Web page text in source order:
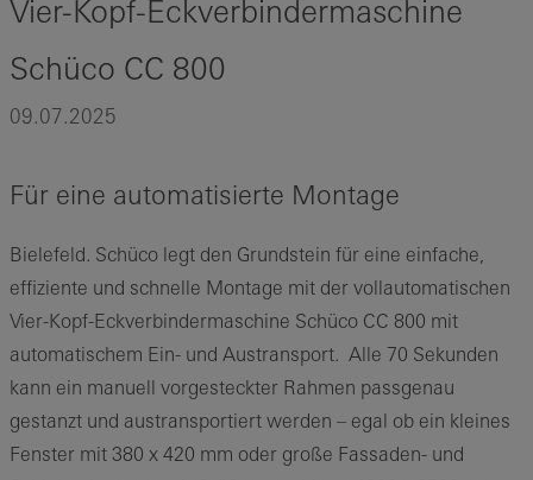
Vier-Kopf-Eckverbindermaschine
Schüco CC 800
09.07.2025
Für eine automatisierte Montage
Bielefeld. Schüco legt den Grundstein für eine einfache,
effiziente und schnelle Montage mit der vollautomatischen
Vier-Kopf-Eckverbindermaschine Schüco CC 800 mit
automatischem Ein- und Austransport. Alle 70 Sekunden
kann ein manuell vorgesteckter Rahmen passgenau
gestanzt und austransportiert werden – egal ob ein kleines
Fenster mit 380 x 420 mm oder große Fassaden- und